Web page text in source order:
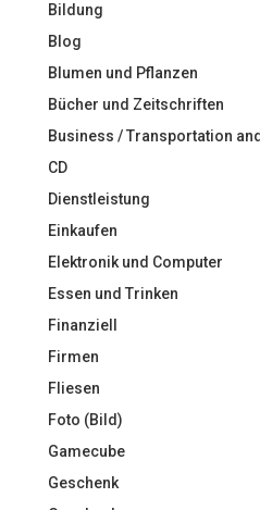
Bildung
Blog
Blumen und Pflanzen
Bücher und Zeitschriften
Business / Transportation
CD
Dienstleistung
Einkaufen
Elektronik und Computer
Essen und Trinken
Finanziell
Firmen
Fliesen
Foto (Bild)
Gamecube
Geschenk